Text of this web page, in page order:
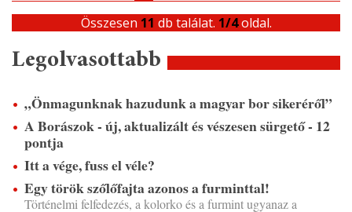
Összesen 11 db találat. 1/4oldal.
Legolvasottabb
„Önmagunknak hazudunk a magyar bor sikeréről”
A Borászok - új, aktualizált és vészesen sürgető - 12
pontja
Itt a vége, fuss el véle?
Egy török szőlőfajta azonos a furminttal!
Történelmi felfedezés, a kolorko és a furmint ugyanaz a